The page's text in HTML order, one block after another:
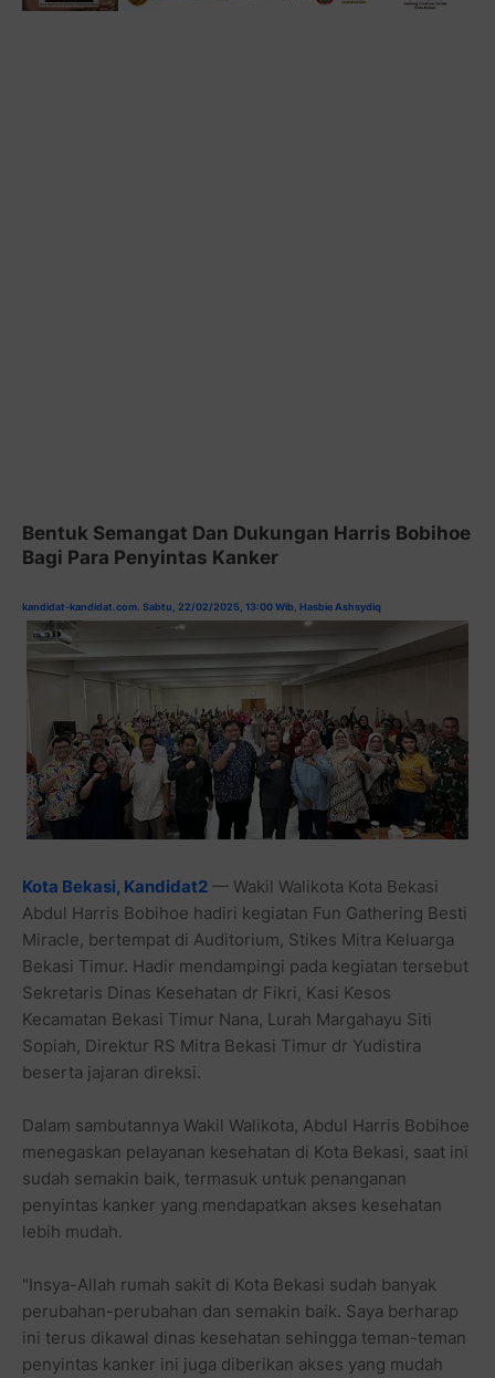
Bentuk Semangat Dan Dukungan Harris Bobihoe
Bagi Para Penyintas Kanker
kandidat-kandidat.com. Sabtu, 22/02/2025, 13:00 Wib Hasbie Ashsydiq
Kota Bekasi, Kandidat2 — Wakil Walikota Kota Bekasi
Abdul Harris Bobihoe hadiri kegiatan Fun Gathering Besti
Miracle, bertempat di Auditorium, Stikes Mitra Keluarga
Bekasi Timur. Hadir mendampingi pada kegiatan tersebut
Sekretaris Dinas Kesehatan dr Fikri, Kasi Kesos
Kecamatan Bekasi Timur Nana, Lurah Margahayu Siti
Sopiah, Direktur RS Mitra Bekasi Timur dr Yudistira
beserta jajaran direksi.
Dalam sambutannya Wakil Walikota, Abdul Harris Bobihoe
menegaskan pelayanan kesehatan di Kota Bekasi, saat ini
sudah semakin baik, termasuk untuk penanganan
penyintas kanker yang mendapatkan akses kesehatan
lebih mudah.
"Insya-Allah rumah sakit di Kota Bekasi sudah banyak
perubahan-perubahan dan semakin baik. Saya berharap
ini terus dikawal dinas kesehatan sehingga teman-teman
penyintas kanker ini juga diberikan akses yang mudah